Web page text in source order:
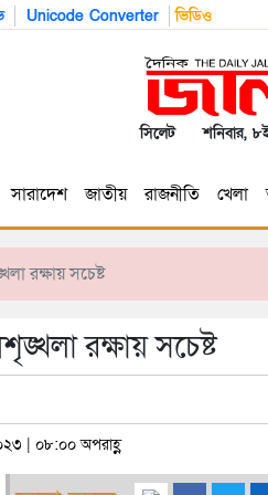
Unicode Converter ভিডিও
সিলেট শনিবার,
সারাদেশ জাতীয় রাজনীতি খেলা
রক্ষায় সচেষ্ট
রক্ষায় সচেষ্ট
| ০৮:০০ অপরাহ্ণ